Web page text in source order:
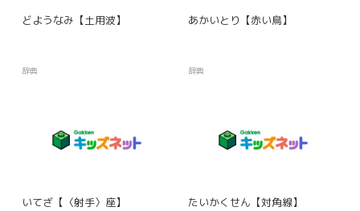
どようなみ【土用波】
辞典
あかいとり【赤い鳥】
辞典
いてざ【〈射手〉座】 たいかくせん【対角線】